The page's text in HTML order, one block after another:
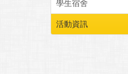
學生宿舍
活動資訊